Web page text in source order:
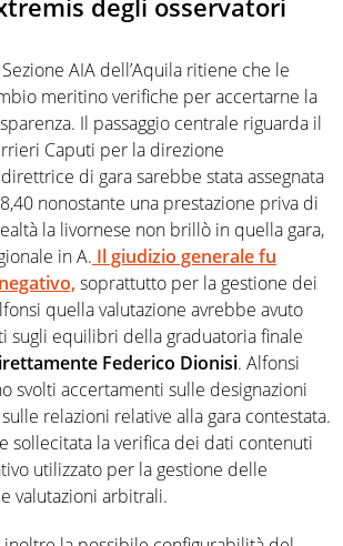
degli osservatori
AIA dell’Aquila ritiene che le
meritino verifiche per accertarne la
Il passaggio centrale riguarda il
Caputi per la direzione
di gara sarebbe stata assegnata
nonostante una prestazione priva di
la livornese non brillò in quella gara,
in A. Il giudizio generale fu
soprattutto per la gestione dei
quella valutazione avrebbe avuto
sugli equilibri della graduatoria finale
Federico Dionisi. Alfonsi
svolti accertamenti sulle designazioni
relazioni relative alla gara contestata.
sollecitata la verifica dei dati contenuti
utilizzato per la gestione delle
valutazioni arbitrali.